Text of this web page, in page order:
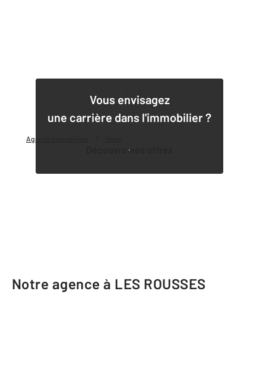
Agence immobilière
Vous envisagez
une carrière dans l'immobilier ?
Découvrir nos offres
1
Notre agence à LES ROUSSES